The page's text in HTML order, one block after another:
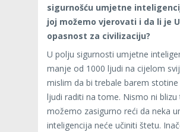
sigurnošću umjetne
joj možemo vjerovati i da li je
opasnost za civilizaciju?
U polju sigurnosti umjetne
manje od 1000 ljudi na cijelom
mislim da bi trebale barem stotine
ljudi raditi na tome. Nismo ni blizu
možemo zasigurno reći da neka
inteligencija neće učiniti štetu.